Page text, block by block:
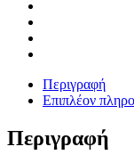
Περιγραφή
Επιπλέον
Περιγραφή